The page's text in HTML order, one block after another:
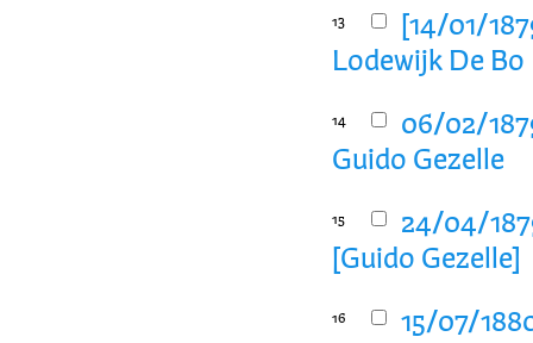
13
[14/01/
Lodewijk De Bo
14
06/02/
Guido Gezelle
15
24/04/
[Guido Gezelle]
16
15/07/